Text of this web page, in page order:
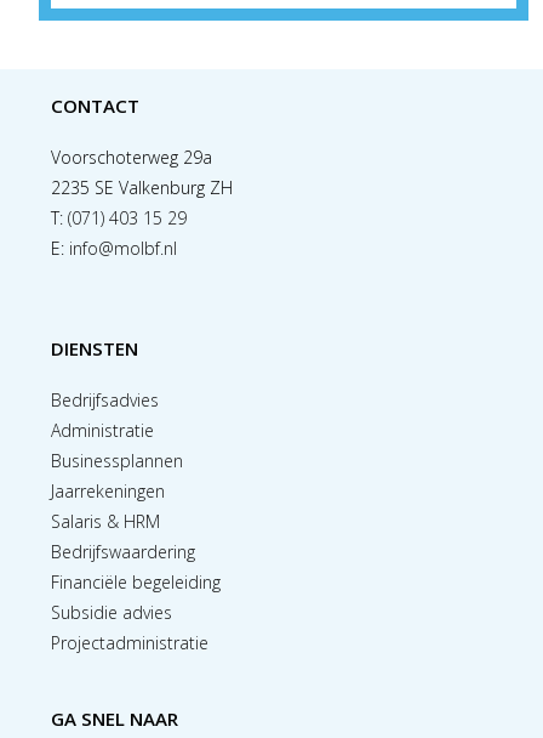
CONTACT
Voorschoterweg 29a
2235 SE Valkenburg ZH
T:(071) 403 15 29
E: info@molbf.nl
DIENSTEN
Bedrijfsadvies
Administratie
Businessplannen
Jaarrekeningen
Salaris & HRM
Bedrijfswaardering
Financiële begeleiding
Subsidie advies
Projectadministratie
GA SNEL NAAR